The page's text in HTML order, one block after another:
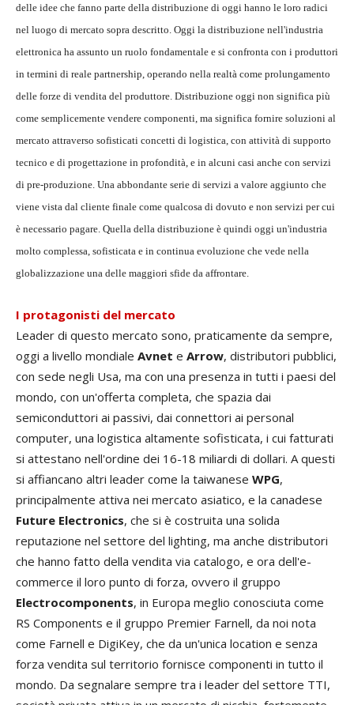
delle idee che fanno parte della distribuzione di oggi hanno le loro radici
nel luogo di mercato sopra descritto. Oggi la distribuzione nell'industria
elettronica ha assunto un ruolo fondamentale e si confronta con i produttori
in termini di reale partnership, operando nella realtà come prolungamento
delle forze di vendita del produttore. Distribuzione oggi non significa più
come semplicemente vendere componenti, ma significa fornire soluzioni al
mercato attraverso sofisticati concetti di logistica, con attività di supporto
tecnico e di progettazione in profondità, e in alcuni casi anche con servizi
di pre-produzione. Una abbondante serie di servizi a valore aggiunto che
viene vista dal cliente finale come qualcosa di dovuto e non servizi per cui
è necessario pagare. Quella della distribuzione è quindi oggi un'industria
molto complessa, sofisticata e in continua evoluzione che vede nella
globalizzazione una delle maggiori sfide da affrontare.
I protagonisti del mercato
Leader di questo mercato sono, praticamente da sempre,
oggi a livello mondiale Avnet e Arrow, distributori pubblici,
con sede negli Usa, ma con una presenza in tutti i paesi del
mondo, con un'offerta completa, che spazia dai
semiconduttori ai passivi, dai connettori ai personal
computer, una logistica altamente sofisticata, i cui fatturati
si attestano nell'ordine dei 16-18 miliardi di dollari. A questi
si affiancano altri leader come la taiwanese WPG,
principalmente attiva nei mercato asiatico, e la canadese
Future Electronics, che si è costruita una solida
reputazione nel settore del lighting, ma anche distributori
che hanno fatto della vendita via catalogo, e ora dell'e-
commerce il loro punto di forza, ovvero il gruppo
Electrocomponents, in Europa meglio conosciuta come
RS Components e il gruppo Premier Farnell, da noi nota
come Farnell e DigiKey, che da un'unica location e senza
forza vendita sul territorio fornisce componenti in tutto il
mondo. Da segnalare sempre tra i leader del settore TTI,